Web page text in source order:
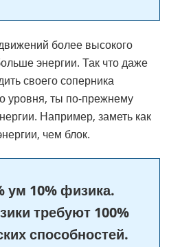
более высокого
энергии. Так что даже
своего соперника
уровня, ты по-прежнему
Например, заметь как
чем блок.
ум 10% физика.
требуют 100%
способностей.